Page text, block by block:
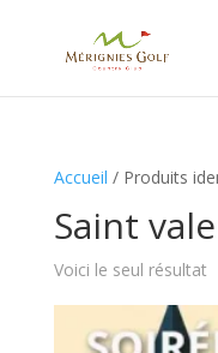
Accueil / Produits
Saint
Voici le seul résultat